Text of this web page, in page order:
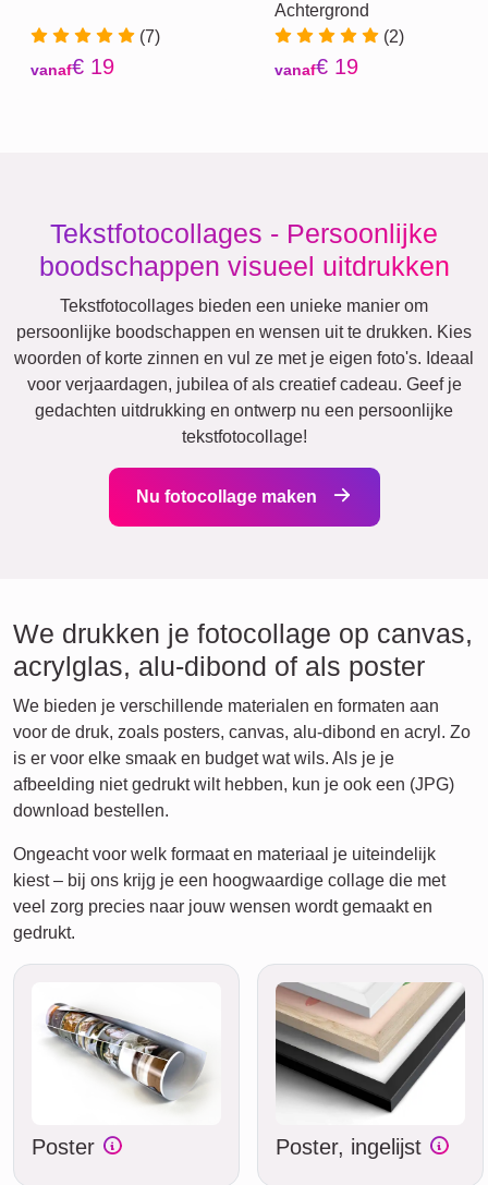
(7)
vanaf€ 19
Achtergrond
(2)
vanaf€ 19
Tekstfotocollages - Persoonlijke
boodschappen visueel uitdrukken
Tekstfotocollages bieden een unieke manier om
persoonlijke boodschappen en wensen uit te drukken. Kies
woorden of korte zinnen en vul ze met je eigen foto's. Ideaal
voor verjaardagen, jubilea of als creatief cadeau. Geef je
gedachten uitdrukking en ontwerp nu een persoonlijke
tekstfotocollage!
Nu fotocollage maken
We drukken je fotocollage op canvas,
acrylglas, alu-dibond of als poster
We bieden je verschillende materialen en formaten aan
voor de druk, zoals posters, canvas, alu-dibond en acryl. Zo
is er voor elke smaak en budget wat wils. Als je je
afbeelding niet gedrukt wilt hebben, kun je ook een (JPG)
download bestellen.
Ongeacht voor welk formaat en materiaal je uiteindelijk
kiest – bij ons krijg je een hoogwaardige collage die met
veel zorg precies naar jouw wensen wordt gemaakt en
gedrukt.
Poster Poster, ingelijst